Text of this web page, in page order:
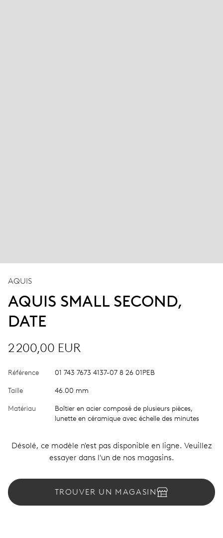
AQUIS
AQUIS SMALL SECOND,
DATE
2 200,00 EUR
Référence 01 743 7673 4137-07 8 26 01PEB
Taille 46.00 mm
Matériau
Boîtier en acier composé de plusieurs pièces,
lunette en céramique avec échelle des minutes
Désolé, ce modèle n'est pas disponible en ligne. Veuillez
essayer dans l'un de nos magasins.
TROUVER UN MAGASIN